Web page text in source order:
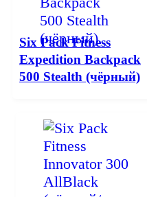
Six Pack Fitness
Expedition Backpack
500 Stealth (чёрный)